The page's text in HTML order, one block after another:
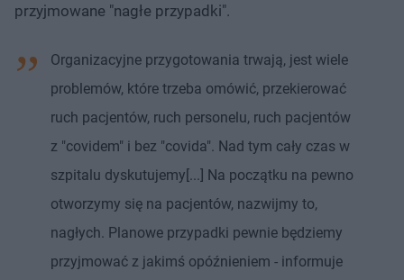
przyjmowane "nagłe przypadki".
Organizacyjne przygotowania trwają, jest wiele
problemów, które trzeba omówić, przekierować
ruch pacjentów, ruch personelu, ruch pacjentów
z "covidem" i bez "covida". Nad tym cały czas w
szpitalu dyskutujemy[...] Na początku na pewno
otworzymy się na pacjentów, nazwijmy to,
nagłych. Planowe przypadki pewnie będziemy
przyjmować z jakimś opóźnieniem - informuje